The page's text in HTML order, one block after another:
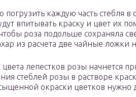
погрузить каждую часть стебля
впитывать краску и цвет их
роза подольше сохраняла
из расчета две чайные ложки
лепестков розы начнется
стеблей розы в растворе
окраски цветков нужно